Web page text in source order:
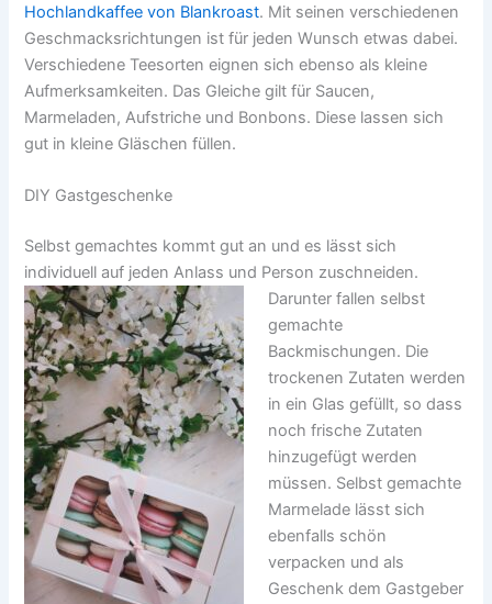
Hochlandkaffee von Blankroast. Mit seinen verschiedenen
Geschmacksrichtungen ist für jeden Wunsch etwas dabei.
Verschiedene Teesorten eignen sich ebenso als kleine
Aufmerksamkeiten. Das Gleiche gilt für Saucen,
Marmeladen, Aufstriche und Bonbons. Diese lassen sich
gut in kleine Gläschen füllen.
DIY Gastgeschenke
Selbst gemachtes kommt gut an und es lässt sich
individuell auf jeden Anlass und Person zuschneiden.
Darunter fallen selbst
gemachte
Backmischungen. Die
trockenen Zutaten werden
in ein Glas gefüllt, so dass
noch frische Zutaten
hinzugefügt werden
müssen. Selbst gemachte
Marmelade lässt sich
ebenfalls schön
verpacken und als
Geschenk dem Gastgeber